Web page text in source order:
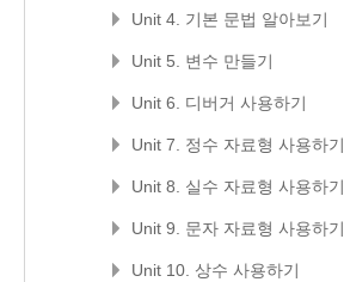
Unit 4. 기본 문법 알아보기
Unit 5. 변수 만들기
Unit 6. 디버거 사용하기
Unit 7. 정수 자료형 사용하기
Unit 8. 실수 자료형 사용하기
Unit 9. 문자 자료형 사용하기
Unit 10. 상수 사용하기